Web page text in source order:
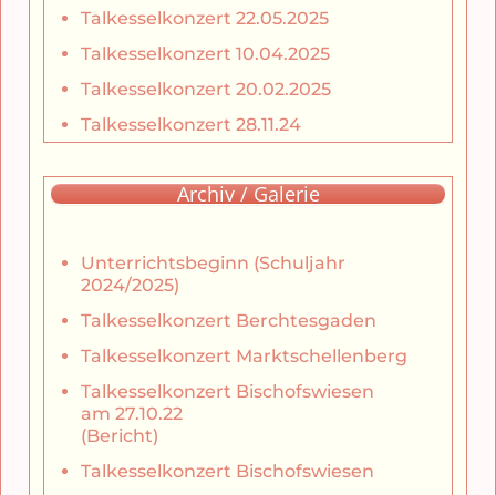
Talkesselkonzert 22.05.2025
Talkesselkonzert 10.04.2025
Talkesselkonzert 20.02.2025
Talkesselkonzert 28.11.24
Archiv / Galerie
Unterrichtsbeginn (Schuljahr
2024/2025)
Talkesselkonzert Berchtesgaden
Talkesselkonzert Marktschellenberg
Talkesselkonzert Bischofswiesen
am 27.10.22
(Bericht)
Talkesselkonzert Bischofswiesen